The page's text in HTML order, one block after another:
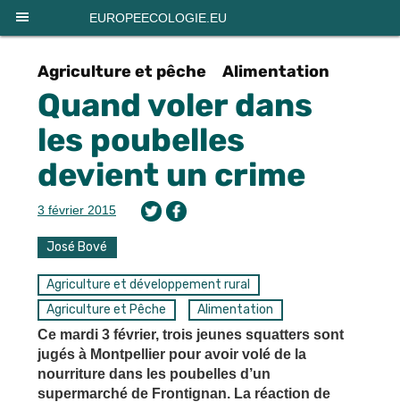
EUROPEECOLOGIE.EU
Agriculture et pêche Alimentation
Quand voler dans
les poubelles
devient un crime
3 février 2015
José Bové
Agriculture et développement rural
Agriculture et Pêche
Alimentation
Ce mardi 3 février, trois jeunes squatters sont
jugés à Montpellier pour avoir volé de la
nourriture dans les poubelles d’un
supermarché de Frontignan. La réaction de